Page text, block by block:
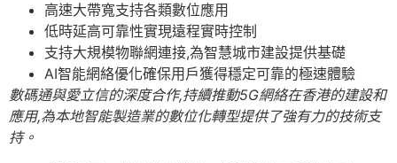
高速大帶寬支持各類數位應用
低時延高可靠性實現遠程實時控制
支持大規模物聯網連接,為智慧城市建設提供基礎
AI智能網絡優化確保用戶獲得穩定可靠的極速體驗
數碼通與愛立信的深度合作,持續推動5G網絡在香港的建設和
應用,為本地智能製造業的數位化轉型提供了強有力的技術支
持。